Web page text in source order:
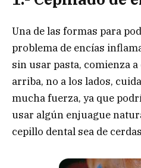
Una de las formas para
problema de encías
sin usar pasta, comienza
arriba, no a los lados,
mucha fuerza, ya que
usar algún enjuague
cepillo dental sea de